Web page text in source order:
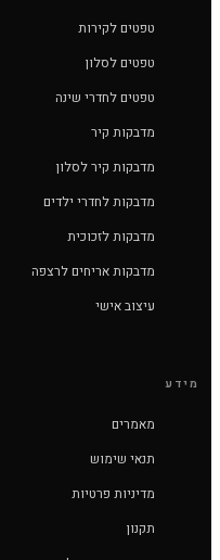
טפטים לקירות
טפטים לסלון
טפטים לחדרי שינה
מדבקות קיר
מדבקות קיר לסלון
מדבקות לחדרי ילדים
מדבקות לזכוכית
מדבקות אריחים לרצפה
עיצוב אישי
מידע
מאמרים
תנאי שימוש
מדיניות פרטיות
תקנון